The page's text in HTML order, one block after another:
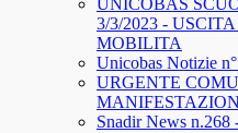
UNICOBAS
3/3/2023 -
MOBILITA
Unicobas Notizie
URGENTE
Snadir News n.268